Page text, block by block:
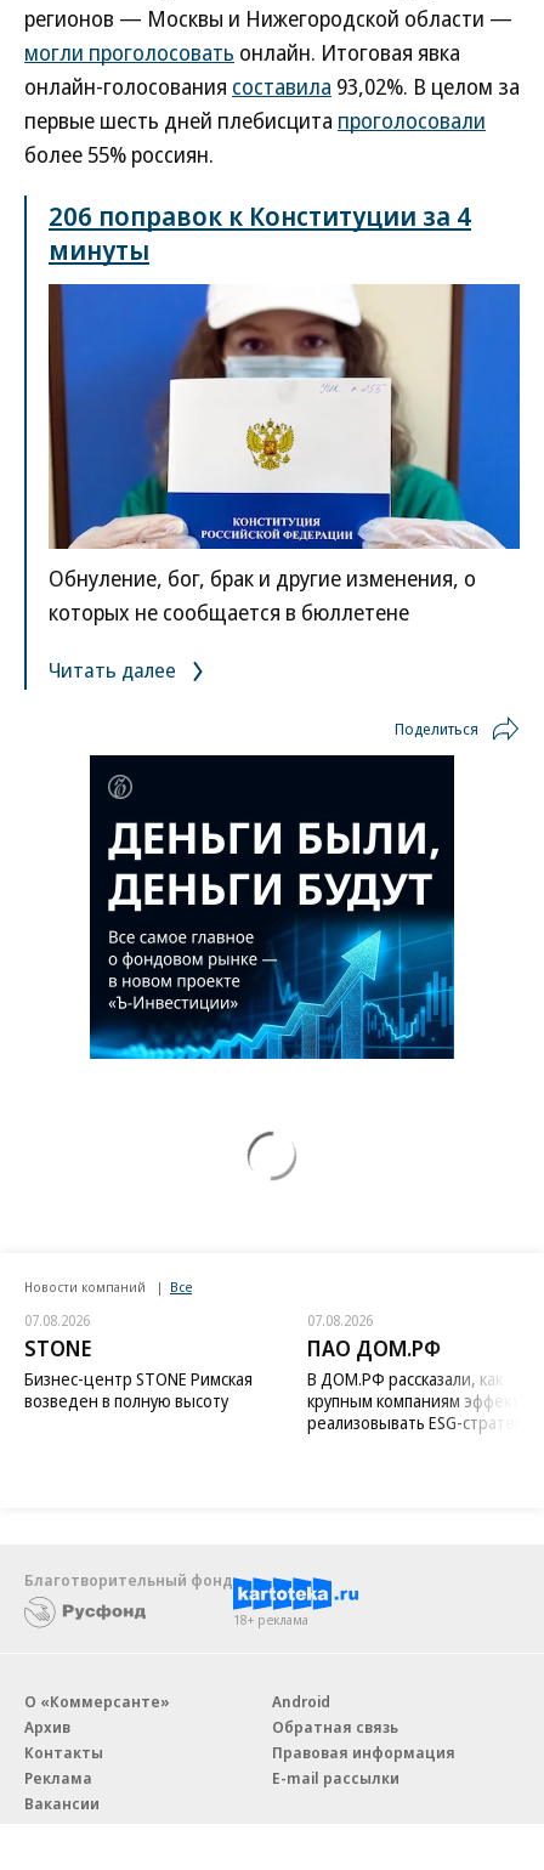
регионов — Москвы и Нижегородской области —
могли проголосовать онлайн. Итоговая явка
онлайн-голосования составила 93,02%. В целом за
первые шесть дней плебисцита проголосовали
более 55% россиян.
206 поправок к Конституции за 4
минуты
Обнуление, бог, брак и другие изменения, о
которых не сообщается в бюллетене
Читать далее
Поделиться
Новости компаний Все
07.08.2026
STONE
Бизнес-центр STONE Римская
возведен в полную высоту
07.08.2026
ПАО ДОМ.РФ
В ДОМ.РФ рассказали, как
крупным компаниям
реализовывать ESG-стратегию
Благотворительный фонд
18+ реклама
О «Коммерсанте»
Архив
Контакты
Реклама
Вакансии
Android
Обратная связь
Правовая информация
E-mail рассылки